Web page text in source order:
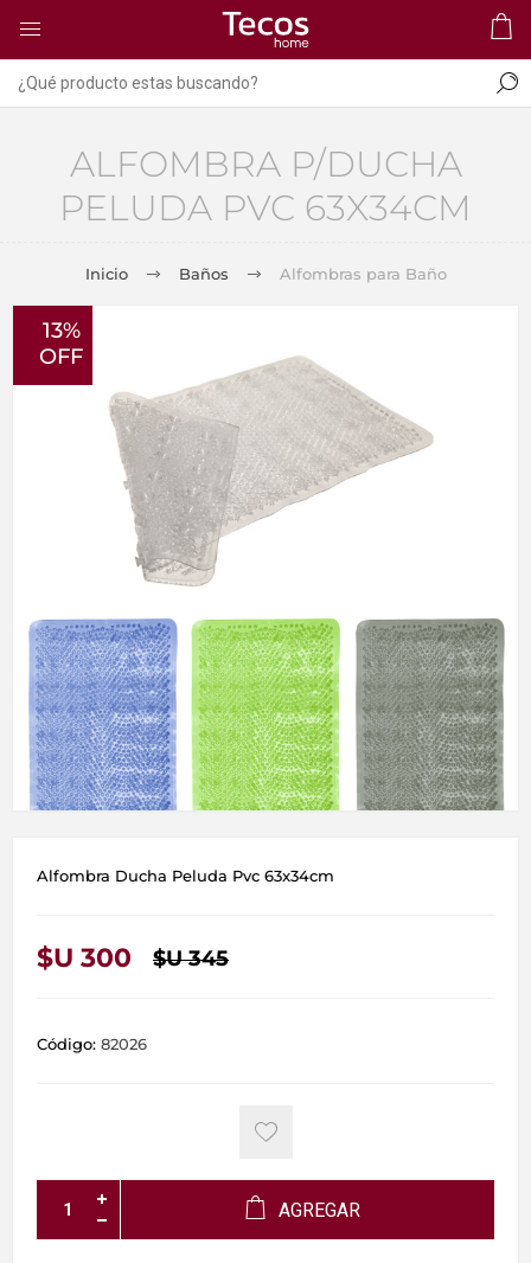
ALFOMBRA P/DUCHA
PELUDA PVC 63X34CM
Inicio Baños Alfombras para Baño
13%
OFF
Alfombra Ducha Peluda Pvc 63x34cm
$U 300 $U 345
Código: 82026
AGREGAR